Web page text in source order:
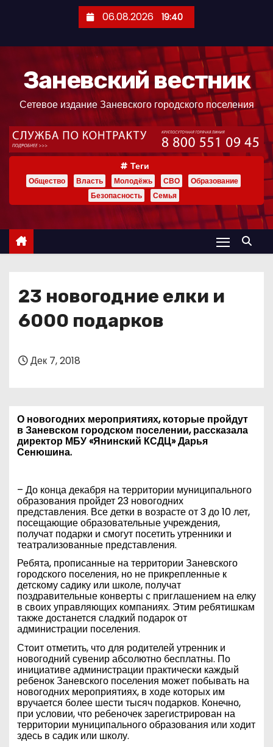
ж
06.08.2026 19:40
Заневский вестник
Сетевое издание Заневского городского поселения
Теги
Общество Власть Молодёжь СВО
Образование
Безопасность
Семья
23 новогодние елки и
6000 подарков
Дек 7, 2018
О новогодних мероприятиях, которые пройдут
в Заневском городском поселении, рассказала
директор МБУ «Янинский КСДЦ» Дарья
Сенюшина.
– До конца декабря на территории муниципального
образования пройдет 23 новогодних
представления. Все детки в возрасте от 3 до 10 лет,
посещающие образовательные учреждения,
получат подарки и смогут посетить утренники и
театрализованные представления.
Ребята, прописанные на территории Заневского
городского поселения, но не прикрепленные к
детскому садику или школе, получат
поздравительные конверты с приглашением на елку
в своих управляющих компаниях. Этим ребятишкам
также достанется сладкий подарок от
администрации поселения.
Стоит отметить, что для родителей утренник и
новогодний сувенир абсолютно бесплатны. По
инициативе администрации практически каждый
ребенок Заневского поселения может побывать на
новогодних мероприятиях, в ходе которых им
вручается более шести тысяч подарков. Конечно,
при условии, что ребеночек зарегистрирован на
территории муниципального образования или ходит
здесь в садик или школу.